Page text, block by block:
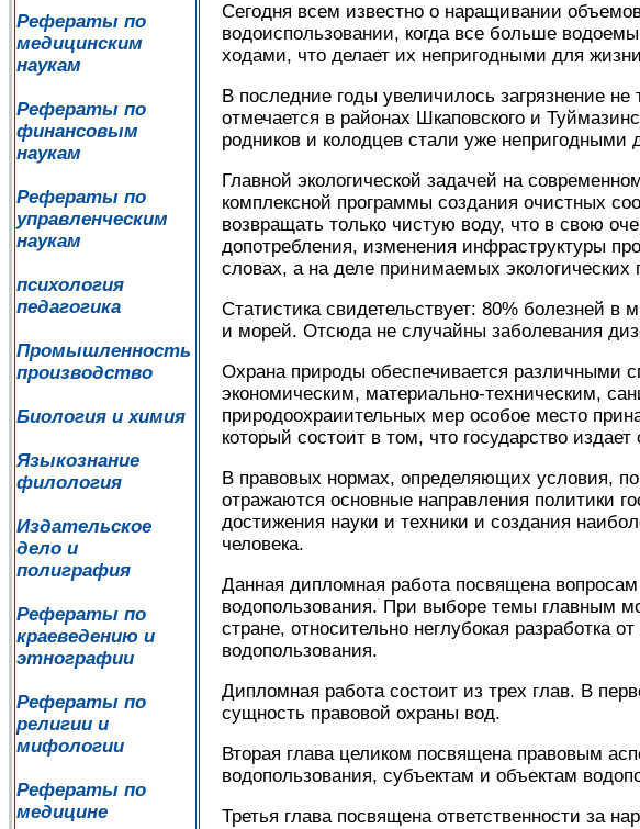
Рефераты по
медицинским
наукам
Рефераты по
финансовым
наукам
Рефераты по
управленческим
наукам
психология
педагогика
Промышленность
производство
Биология и химия
Языкознание
филология
Издательское
дело и
полиграфия
Рефераты по
краеведению и
этнографии
Рефераты по
религии и
мифологии
Рефераты по
медицине
Сегодня всем известно о наращивании
водоиспользовании, когда все больше
ходами, что делает их непригодными для
В последние годы увеличилось загрязнение
отмечается в районах Шкаповского и
родников и колодцев стали уже непригодными
Главной экологической задачей на
комплексной программы создания очистных
возвращать только чистую воду, что в свою
допотребления, изменения инфраструктуры
словах, а на деле принимаемых экологических
Статистика свидетельствует: 80% болезней
и морей. Отсюда не случайны заболевания
Охрана природы обеспечивается различными
экономическим, материально-техническим,
природоохраиительных мер особое место
который состоит в том, что государство
В правовых нормах, определяющих условия,
отражаются основные направления политики
достижения науки и техники и создания
человека.
Данная дипломная работа посвящена
водопользования. При выборе темы главным
стране, относительно неглубокая разработка
водопользования.
Дипломная работа состоит из трех глав. В
сущность правовой охраны вод.
Вторая глава целиком посвящена правовым
водопользования, субъектам и объектам
Третья глава посвящена ответственности за